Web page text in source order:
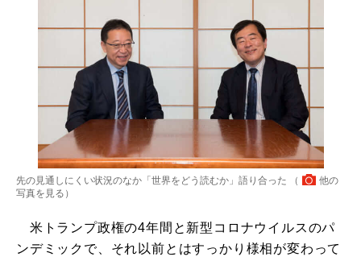
先の見通しにくい状況のなか「世界をどう読むか」語り合った （
他の
写真を見る ）
米トランプ政権の4年間と新型コロナウイルスのパ
ンデミックで、それ以前とはすっかり様相が変わって